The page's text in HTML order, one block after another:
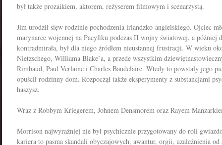
był także prozaikiem, aktorem, reżyserem filmowym i scenarzystą.
Jim urodził sięw rodzinie pochodzenia irlandzko-angielskiego. Ojciec
marynarce wojennej na Pacyfiku podczas II wojny światowej, a później
kontradmirała, był dla niego źródłem nieustannej frustracji. W wieku
Nietzschego, Williama Blake’a, a przede wszystkim
Rimbaud, Paul Verlaine i Charles Baudelaire. Wtedy to powstały jego
opuścił rodzinny dom. Rozpoczął także eksperymenty z substancjami
haszysz.
Wraz z Robbym Kriegerem, Johnem Densmorem oraz Rayem
Morrison najwyraźniej nie był psychicznie przygotowany do roli
kariera to pasma skandali obyczajowych, awantur, orgii, uzależnienia od